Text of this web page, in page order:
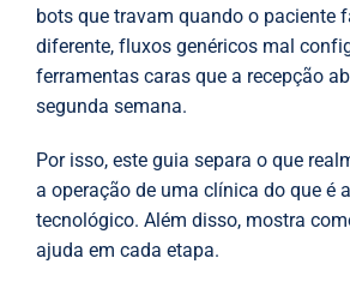
bots que travam quando o paciente
diferente, fluxos genéricos mal
ferramentas caras que a recepção
segunda semana.
Por isso, este guia separa o que
a operação de uma clínica do que é
tecnológico. Além disso, mostra
ajuda em cada etapa.